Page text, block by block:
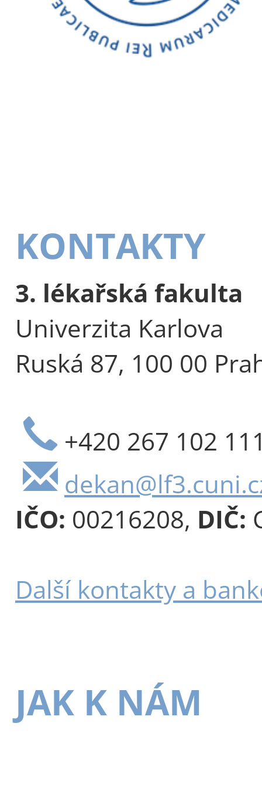
KONTAKTY
3. lékařská fakulta
Univerzita Karlova
Ruská 87, 100 00
+420 267 102
IČO: 00216208, DIČ:
Další kontakty a
JAK K NÁM